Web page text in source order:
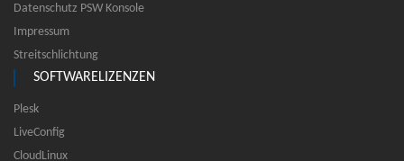
Datenschutz PSW Konsole
Impressum
Streitschlichtung
SOFTWARELIZENZEN
Plesk
LiveConfig
CloudLinux